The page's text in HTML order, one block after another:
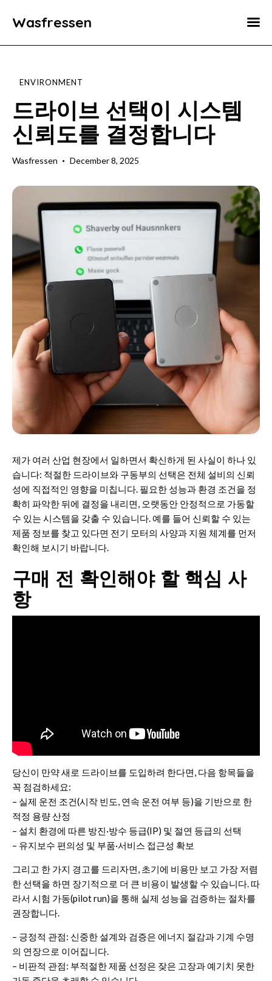
Wasfressen
Home
Environment
Food
Fun Facts
ENVIRONMENT
드라이브 선택이 시스템
신뢰도를 결정합니다
Wasfressen December 8, 2025
제가 여러 산업 현장에서 일하면서 확신하게 된 사실이 하나 있
습니다: 적절한 드라이브와 구동부의 선택은 전체 설비의 신뢰
성에 직접적인 영향을 미칩니다. 필요한 성능과 환경 조건을 정
확히 파악한 뒤에 결정을 내리면, 오랫동안 안정적으로 가동할
수 있는 시스템을 갖출 수 있습니다. 예를 들어 신뢰할 수 있는
제품 정보를 찾고 있다면 전기 모터 의 사양과 지원 체계를 먼저
확인해 보시기 바랍니다.
구매 전 확인해야 할 핵심 사
항
당신이 만약 새로 드라이브를 도입하려 한다면, 다음 항목들을
꼭 점검하세요:
– 실제 운전 조건(시작 빈도, 연속 운전 여부 등)을 기반으로 한
적정 용량 산정
– 설치 환경에 따른 방진·방수 등급(IP) 및 절연 등급의 선택
– 유지보수 편의성 및 부품·서비스 접근성 확보
그리고 한 가지 경고를 드리자면, 초기에 비용만 보고 가장 저렴
한 선택을 하면 장기적으로 더 큰 비용이 발생할 수 있습니다. 따
라서 시험 가동(pilot run)을 통해 실제 성능을 검증하는 절차를
권장합니다.
– 긍정적 관점: 신중한 설계와 검증은 에너지 절감과 기계 수명
의 연장으로 이어집니다.
– 비판적 관점: 부적절한 제품 선정은 잦은 고장과 예기치 못한